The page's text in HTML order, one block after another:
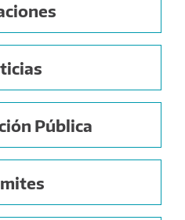
Pública